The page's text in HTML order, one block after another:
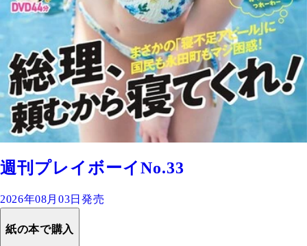
週刊プレイボーイNo.33
2026年08月03日発売
紙の本で購入